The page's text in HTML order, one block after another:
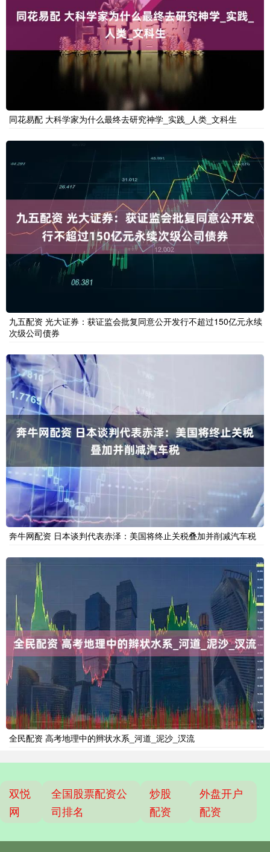
同花易配 大科学家为什么最终去研究神学_实践_人类_文科生
九五配资 光大证券：获证监会批复同意公开发行不超过150亿元永续
次级公司债券
奔牛网配资 日本谈判代表赤泽：美国将终止关税叠加并削减汽车税
全民配资 高考地理中的辫状水系_河道_泥沙_汊流
双悦
网
全国股票配资公
司排名
炒股
配资
外盘开户
配资